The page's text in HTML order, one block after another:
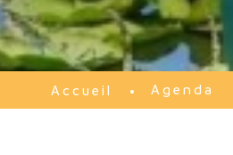
Accueil Agenda